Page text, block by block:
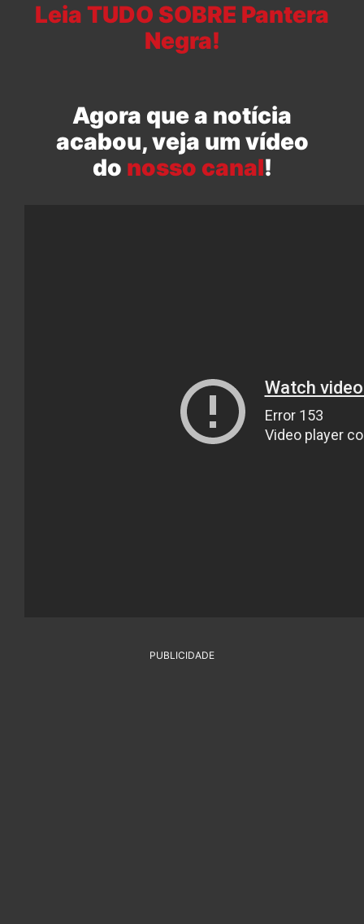
Leia TUDO SOBRE Pantera
Negra!
Agora que a notícia
acabou, veja um vídeo
do nosso canal!
PUBLICIDADE